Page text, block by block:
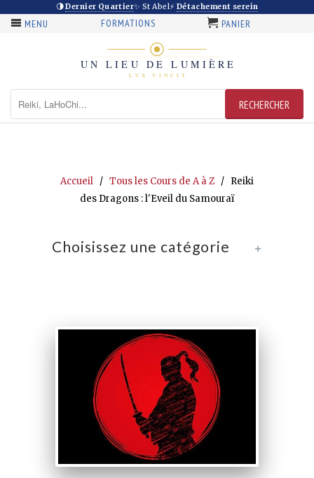
🌗Dernier Quartier✨ St Abel⚡ Détachement serein
MENU FORMATIONS PANIER
Accueil / Tous les Cours de A à Z / Reiki
des Dragons : l'Eveil du Samouraï
+
Choisissez une catégorie